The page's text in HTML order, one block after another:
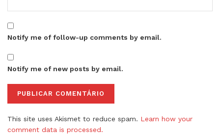
Notify me of follow-up comments by email.
Notify me of new posts by email.
This site uses Akismet to reduce spam. Learn how your
comment data is processed.